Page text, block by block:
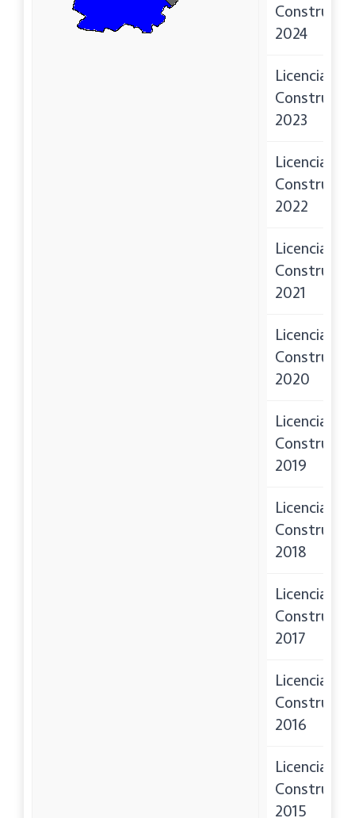
2024
Licencias de
2023
Licencias de
2022
Licencias de
2021
Licencias de
2020
Licencias de
2019
Licencias de
2018
Licencias de
2017
Licencias de
2016
Licencias de
2015